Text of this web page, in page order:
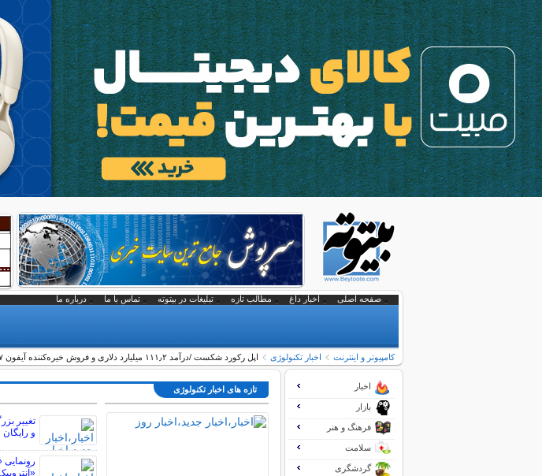
صفحه اصلی اخبار داغ مطالب تازه تبلیغات در بیتوته تماس با ما درباره ما
کامپیوتر و اینترنت اخبار تکنولوژی اپل رکورد شکست /درآمد ۱۱۱٫۲ میلیارد دلاری و فروش خیره‌کننده آیفون ۱۷
تازه های اخبار تکنولوژی
و رایگان
رونمایی
اخبار
بازار
فرهنگ و هنر
سلامت
گردشگری